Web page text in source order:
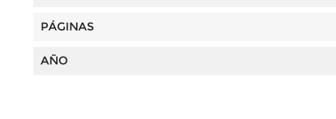
PÁGINAS
AÑO